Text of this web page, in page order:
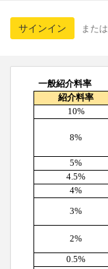
サインイン または